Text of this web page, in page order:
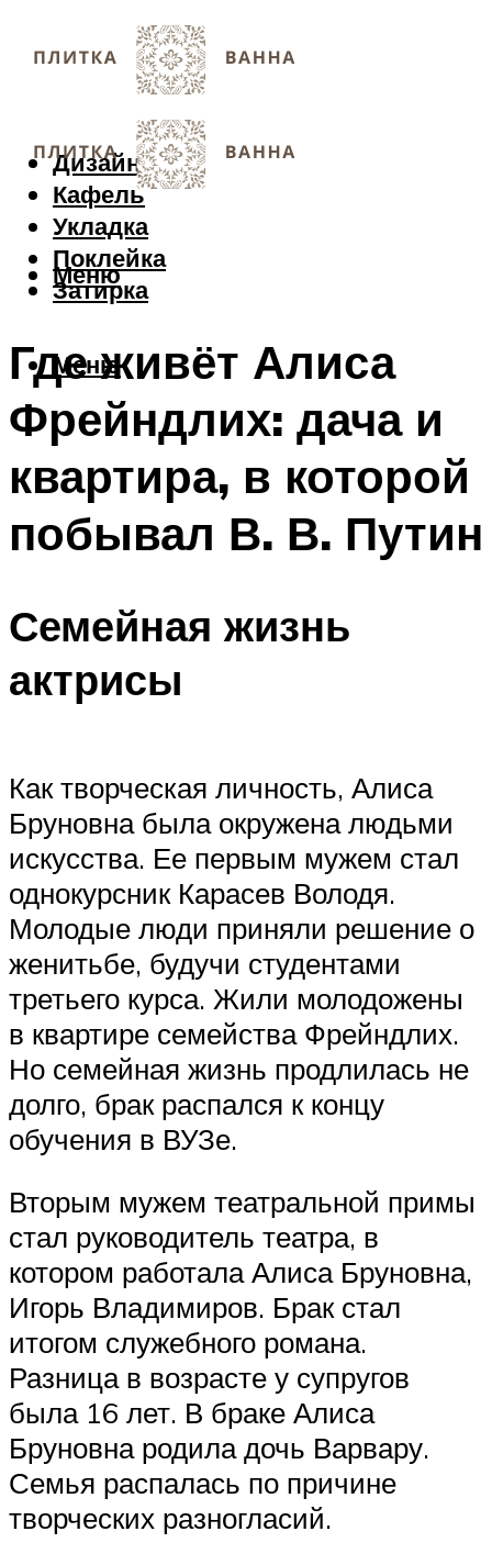
Дизайн
Кафель
Укладка
Поклейка
Затирка
Меню
Меню
Где живёт Алиса
Фрейндлих: дача и
квартира, в которой
побывал В. В. Путин
Семейная жизнь
актрисы
Как творческая личность, Алиса
Бруновна была окружена людьми
искусства. Ее первым мужем стал
однокурсник Карасев Володя.
Молодые люди приняли решение о
женитьбе, будучи студентами
третьего курса. Жили молодожены
в квартире семейства Фрейндлих.
Но семейная жизнь продлилась не
долго, брак распался к концу
обучения в ВУЗе.
Вторым мужем театральной примы
стал руководитель театра, в
котором работала Алиса Бруновна,
Игорь Владимиров. Брак стал
итогом служебного романа.
Разница в возрасте у супругов
была 16 лет. В браке Алиса
Бруновна родила дочь Варвару.
Семья распалась по причине
творческих разногласий.